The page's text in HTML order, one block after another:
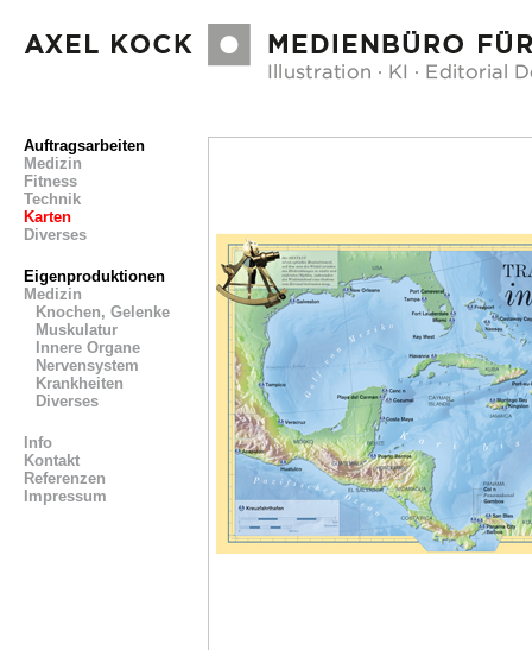
Auftragsarbeiten
Medizin
Fitness
Technik
Karten
Diverses
Eigenproduktionen
Medizin
Knochen, Gelenke
Muskulatur
Innere Organe
Nervensystem
Krankheiten
Diverses
Info
Kontakt
Referenzen
Impressum